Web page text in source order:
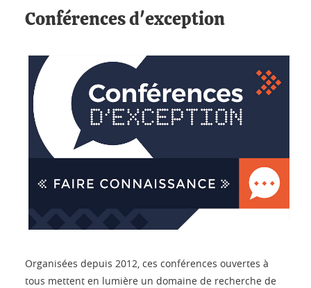
Conférences d'exception
Organisées depuis 2012, ces conférences ouvertes à
tous mettent en lumière un domaine de recherche de